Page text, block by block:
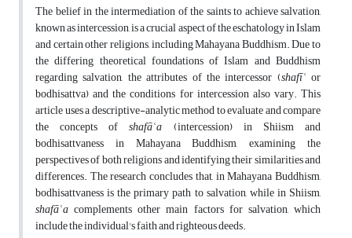
The belief in the intermediation of the saints to achieve salvation,
known as intercession, is a crucial aspect of the eschatology in Islam
and certain other religions, including Mahayana Buddhism. Due to
the differing theoretical foundations of Islam and Buddhism
regarding salvation, the attributes of the intercessor (shafīʿ or
bodhisattva) and the conditions for intercession also vary. This
article uses a descriptive-analytic method to evaluate and compare
the concepts ofshafāʿa (intercession) in Shiism and
bodhisattvaness in Mahayana Buddhism, examining the
perspectives of both religions and identifying their similarities and
differences. The research concludes that, in Mahayana Buddhism,
bodhisattvaness is the primary path to salvation, while in Shiism,
shafāʿa complements other main factors for salvation, which
include the individual's faith and righteous deeds.